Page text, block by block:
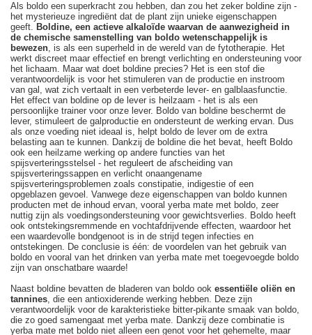
Als boldo een superkracht zou hebben, dan zou het zeker boldine zijn -
het mysterieuze ingrediënt dat de plant zijn unieke eigenschappen
geeft. Boldine, een actieve alkaloïde waarvan de aanwezigheid in
de chemische samenstelling van boldo wetenschappelijk is
bewezen, is als een superheld in de wereld van de fytotherapie. Het
werkt discreet maar effectief en brengt verlichting en ondersteuning voor
het lichaam. Maar wat doet boldine precies? Het is een stof die
verantwoordelijk is voor het stimuleren van de productie en instroom
van gal, wat zich vertaalt in een verbeterde lever- en galblaasfunctie.
Het effect van boldine op de lever is heilzaam - het is als een
persoonlijke trainer voor onze lever. Boldo van boldine beschermt de
lever, stimuleert de galproductie en ondersteunt de werking ervan. Dus
als onze voeding niet ideaal is, helpt boldo de lever om de extra
belasting aan te kunnen. Dankzij de boldine die het bevat, heeft Boldo
ook een heilzame werking op andere functies van het
spijsverteringsstelsel - het reguleert de afscheiding van
spijsverteringssappen en verlicht onaangename
spijsverteringsproblemen zoals constipatie, indigestie of een
opgeblazen gevoel. Vanwege deze eigenschappen van boldo kunnen
producten met de inhoud ervan, vooral yerba mate met boldo, zeer
nuttig zijn als voedingsondersteuning voor gewichtsverlies. Boldo heeft
ook ontstekingsremmende en vochtafdrijvende effecten, waardoor het
een waardevolle bondgenoot is in de strijd tegen infecties en
ontstekingen. De conclusie is één: de voordelen van het gebruik van
boldo en vooral van het drinken van yerba mate met toegevoegde boldo
zijn van onschatbare waarde!
Naast boldine bevatten de bladeren van boldo ook essentiële oliën en
tannines, die een antioxiderende werking hebben. Deze zijn
verantwoordelijk voor de karakteristieke bitter-pikante smaak van boldo,
die zo goed samengaat met yerba mate. Dankzij deze combinatie is
yerba mate met boldo niet alleen een genot voor het gehemelte, maar